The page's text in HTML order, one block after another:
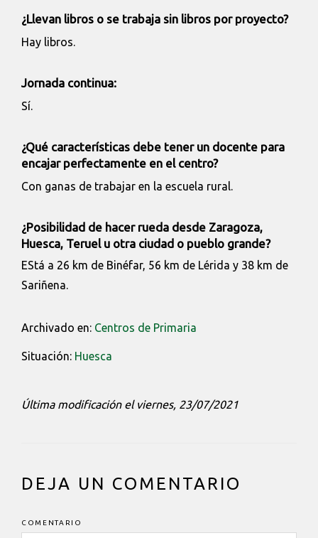
¿Llevan libros o se trabaja sin libros por proyecto?
Hay libros.
Jornada continua:
Sí.
¿Qué características debe tener un docente para
encajar perfectamente en el centro?
Con ganas de trabajar en la escuela rural.
¿Posibilidad de hacer rueda desde Zaragoza,
Huesca, Teruel u otra ciudad o pueblo grande?
EStá a 26 km de Binéfar, 56 km de Lérida y 38 km de
Sariñena.
Archivado en: Centros de Primaria
Situación: Huesca
Última modificación el viernes, 23/07/2021
INTERACCIONES
LECTOR
DEJA UN COMENTARIO
COMENTARIO